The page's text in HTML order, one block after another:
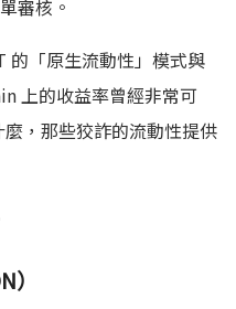
審核。
的「原生流動性」模式與
上的收益率曾經非常可
，那些狡詐的流動性提供